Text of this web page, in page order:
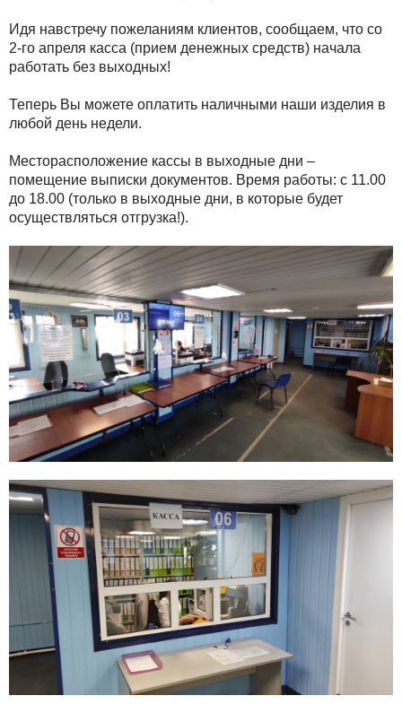
Идя навстречу пожеланиям клиентов, сообщаем, что со
2-го апреля касса (прием денежных средств) начала
работать без выходных!
Теперь Вы можете оплатить наличными наши изделия в
любой день недели.
Месторасположение кассы в выходные дни –
помещение выписки документов. Время работы: с 11.00
до 18.00 (только в выходные дни, в которые будет
осуществляться отгрузка!).